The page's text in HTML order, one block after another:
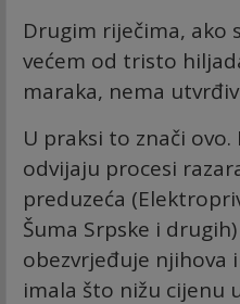
Drugim riječima, ako
većem od tristo
maraka, nema
U praksi to znači
odvijaju procesi
preduzeća
Šuma Srpske i
obezvrjeđuje njihova
imala što nižu cijenu